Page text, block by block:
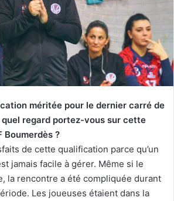
méritée pour le dernier carré de
quel regard portez-vous sur cette
?
de cette qualification parce qu’un
jamais facile à gérer. Même si le
la rencontre a été compliquée durant
Les joueuses étaient dans la